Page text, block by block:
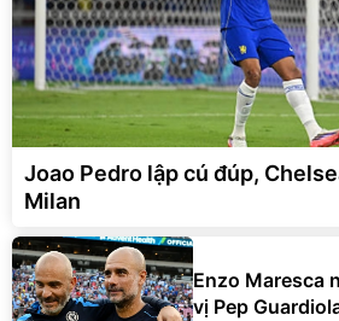
Joao Pedro lập cú đúp,
Milan
Enzo Maresca
vị Pep